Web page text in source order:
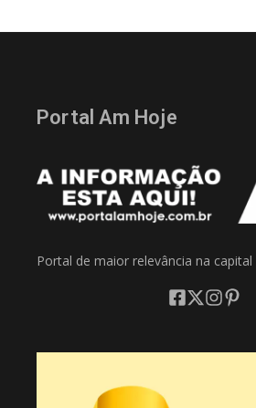
Portal Am Hoje
Portal de maior relevância na